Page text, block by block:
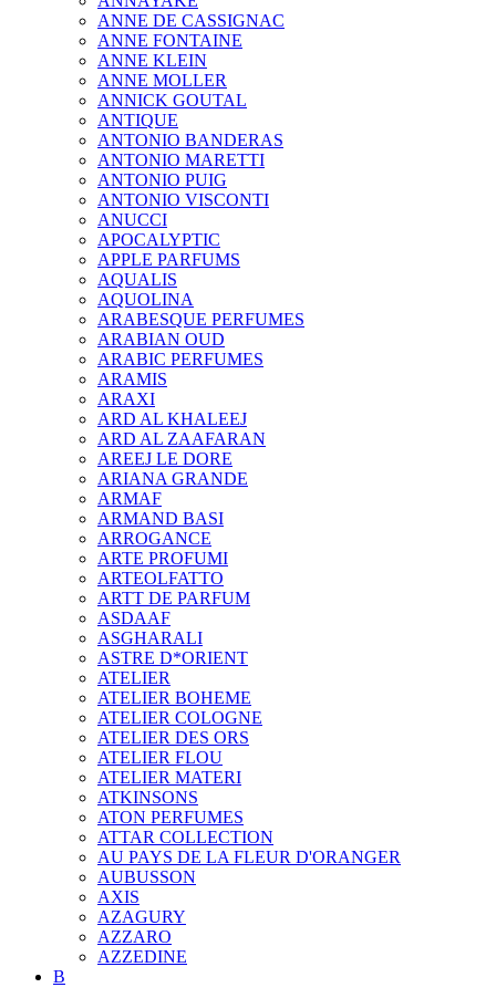
ANNE DE CASSIGNAC
ANNE FONTAINE
ANNE KLEIN
ANNE MOLLER
ANNICK GOUTAL
ANTIQUE
ANTONIO BANDERAS
ANTONIO MARETTI
ANTONIO PUIG
ANTONIO VISCONTI
ANUCCI
APOCALYPTIC
APPLE PARFUMS
AQUALIS
AQUOLINA
ARABESQUE PERFUMES
ARABIAN OUD
ARABIC PERFUMES
ARAMIS
ARAXI
ARD AL KHALEEJ
ARD AL ZAAFARAN
AREEJ LE DORE
ARIANA GRANDE
ARMAF
ARMAND BASI
ARROGANCE
ARTE PROFUMI
ARTEOLFATTO
ARTT DE PARFUM
ASDAAF
ASGHARALI
ASTRE D*ORIENT
ATELIER
ATELIER BOHEME
ATELIER COLOGNE
ATELIER DES ORS
ATELIER FLOU
ATELIER MATERI
ATKINSONS
ATON PERFUMES
ATTAR COLLECTION
AU PAYS DE LA FLEUR D'ORANGER
AUBUSSON
AXIS
AZAGURY
AZZARO
AZZEDINE
B